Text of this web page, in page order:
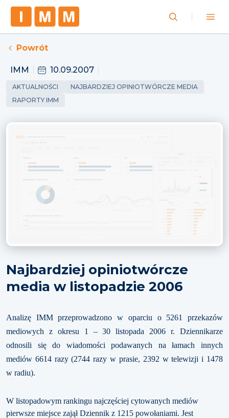
Powrót
IMM 10.09.2007
AKTUALNOŚCI
NAJBARDZIEJ OPINIOTWÓRCZE MEDIA
RAPORTY IMM
Najbardziej opiniotwórcze
media w listopadzie 2006
Analizę IMM przeprowadzono w oparciu o 5261 przekazów
mediowych z okresu 1 – 30 listopada 2006 r. Dziennikarze
odnosili się do wiadomości podawanych na łamach innych
mediów 6614 razy (2744 razy w prasie, 2392 w telewizji i 1478
w radiu).
W listopadowym rankingu najczęściej cytowanych mediów
pierwsze miejsce zajął Dziennik z 1215 powołaniami. Jest